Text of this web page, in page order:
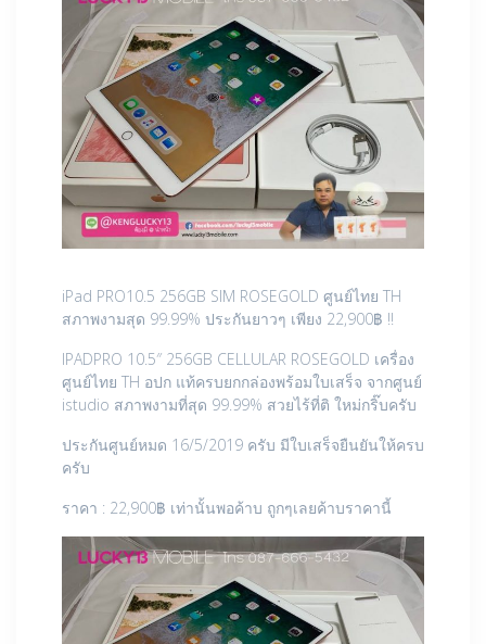
iPad PRO10.5 256GB SIM ROSEGOLD ศูนย์ไทย TH
สภาพงามสุด 99.99% ประกันยาวๆ เพียง 22,900฿ !!
IPADPRO 10.5″ 256GB CELLULAR ROSEGOLD เครื่อง
ศูนย์ไทย TH อปก แท้ครบยกกล่องพร้อมใบเสร็จ จากศูนย์
istudio สภาพงามที่สุด 99.99% สวยไร้ที่ติ ใหม่กริ๊บครับ
ประกันศูนย์หมด 16/5/2019 ครับ มีใบเสร็จยืนยันให้ครบ
ครับ
ราคา : 22,900฿ เท่านั้นพอค้าบ ถูกๆเลยค้าบราคานี้